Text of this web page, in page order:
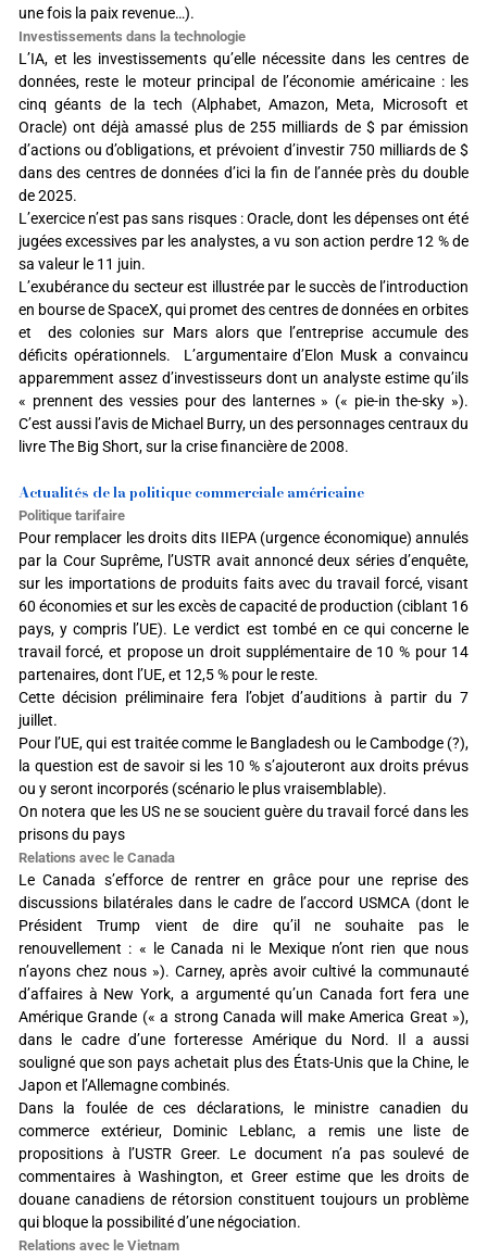
une fois la paix revenue…).
Investissements dans la technologie
L’IA, et les investissements qu’elle nécessite dans les centres de
données, reste le moteur principal de l’économie américaine : les
cinq géants de la tech (Alphabet, Amazon, Meta, Microsoft et
Oracle) ont déjà amassé plus de 255 milliards de $ par émission
d’actions ou d’obligations, et prévoient d’investir 750 milliards de $
dans des centres de données d’ici la fin de l’année près du double
de 2025.
L’exercice n’est pas sans risques : Oracle, dont les dépenses ont été
jugées excessives par les analystes, a vu son action perdre 12 % de
sa valeur le 11 juin.
L’exubérance du secteur est illustrée par le succès de l’introduction
en bourse de SpaceX, qui promet des centres de données en orbites
et des colonies sur Mars alors que l’entreprise accumule des
déficits opérationnels. L’argumentaire d’Elon Musk a convaincu
apparemment assez d’investisseurs dont un analyste estime qu’ils
« prennent des vessies pour des lanternes » (« pie-in the-sky »).
C’est aussi l’avis de Michael Burry, un des personnages centraux du
livre The Big Short, sur la crise financière de 2008.
Actualités de la politique commerciale américaine
Politique tarifaire
Pour remplacer les droits dits IIEPA (urgence économique) annulés
par la Cour Suprême, l’USTR avait annoncé deux séries d’enquête,
sur les importations de produits faits avec du travail forcé, visant
60 économies et sur les excès de capacité de production (ciblant 16
pays, y compris l’UE). Le verdict est tombé en ce qui concerne le
travail forcé, et propose un droit supplémentaire de 10 % pour 14
partenaires, dont l’UE, et 12,5 % pour le reste.
Cette décision préliminaire fera l’objet d’auditions à partir du 7
juillet.
Pour l’UE, qui est traitée comme le Bangladesh ou le Cambodge (?),
la question est de savoir si les 10 % s’ajouteront aux droits prévus
ou y seront incorporés (scénario le plus vraisemblable).
On notera que les US ne se soucient guère du travail forcé dans les
prisons du pays
Relations avec le Canada
Le Canada s’efforce de rentrer en grâce pour une reprise des
discussions bilatérales dans le cadre de l’accord USMCA (dont le
Président Trump vient de dire qu’il ne souhaite pas le
renouvellement : « le Canada ni le Mexique n’ont rien que nous
n’ayons chez nous »). Carney, après avoir cultivé la communauté
d’affaires à New York, a argumenté qu’un Canada fort fera une
Amérique Grande (« a strong Canada will make America Great »),
dans le cadre d’une forteresse Amérique du Nord. Il a aussi
souligné que son pays achetait plus des États-Unis que la Chine, le
Japon et l’Allemagne combinés.
Dans la foulée de ces déclarations, le ministre canadien du
commerce extérieur, Dominic Leblanc, a remis une liste de
propositions à l’USTR Greer. Le document n’a pas soulevé de
commentaires à Washington, et Greer estime que les droits de
douane canadiens de rétorsion constituent toujours un problème
qui bloque la possibilité d’une négociation.
Relations avec le Vietnam